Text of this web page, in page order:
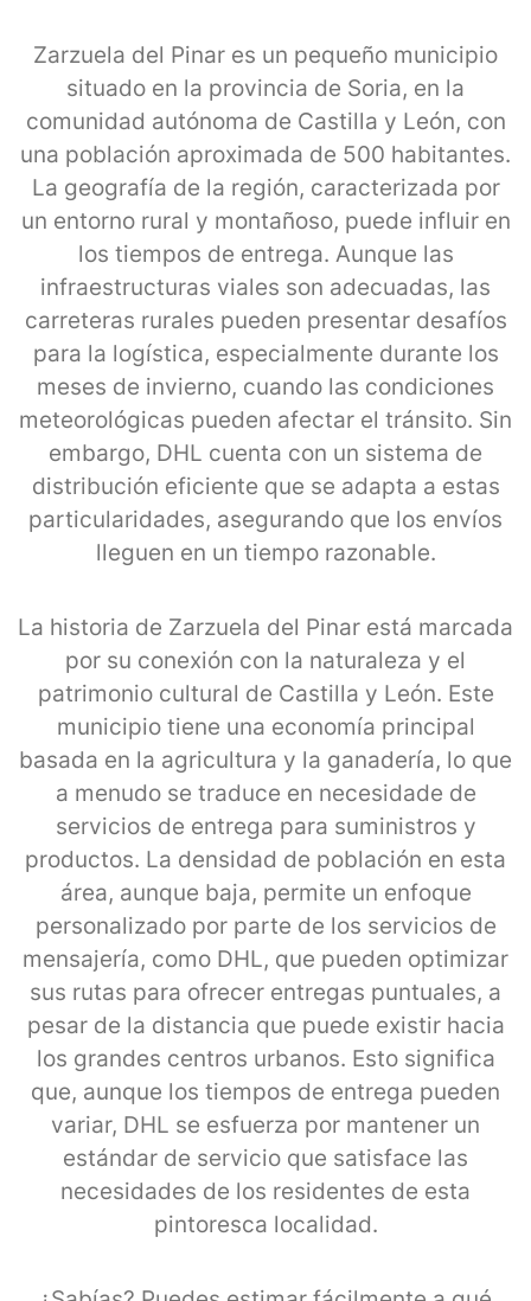
Zarzuela del Pinar es un pequeño municipio
situado en la provincia de Soria, en la
comunidad autónoma de Castilla y León, con
una población aproximada de 500 habitantes.
La geografía de la región, caracterizada por
un entorno rural y montañoso, puede influir en
los tiempos de entrega. Aunque las
infraestructuras viales son adecuadas, las
carreteras rurales pueden presentar desafíos
para la logística, especialmente durante los
meses de invierno, cuando las condiciones
meteorológicas pueden afectar el tránsito. Sin
embargo, DHL cuenta con un sistema de
distribución eficiente que se adapta a estas
particularidades, asegurando que los envíos
lleguen en un tiempo razonable.
La historia de Zarzuela del Pinar está marcada
por su conexión con la naturaleza y el
patrimonio cultural de Castilla y León. Este
municipio tiene una economía principal
basada en la agricultura y la ganadería, lo que
a menudo se traduce en necesidade de
servicios de entrega para suministros y
productos. La densidad de población en esta
área, aunque baja, permite un enfoque
personalizado por parte de los servicios de
mensajería, como DHL, que pueden optimizar
sus rutas para ofrecer entregas puntuales, a
pesar de la distancia que puede existir hacia
los grandes centros urbanos. Esto significa
que, aunque los tiempos de entrega pueden
variar, DHL se esfuerza por mantener un
estándar de servicio que satisface las
necesidades de los residentes de esta
pintoresca localidad.